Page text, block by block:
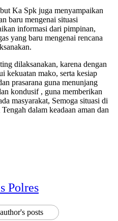
Ka Spk juga menyampaikan
baru mengenai situasi
informasi dari pimpinan,
yang baru mengenai rencana
dilaksanakan, karena dengan
kekuatan mako, serta kesiap
prasarana guna menunjang
kondusif , guna memberikan
masyarakat, Semoga situasi di
dalam keadaan aman dan
Polres
posts